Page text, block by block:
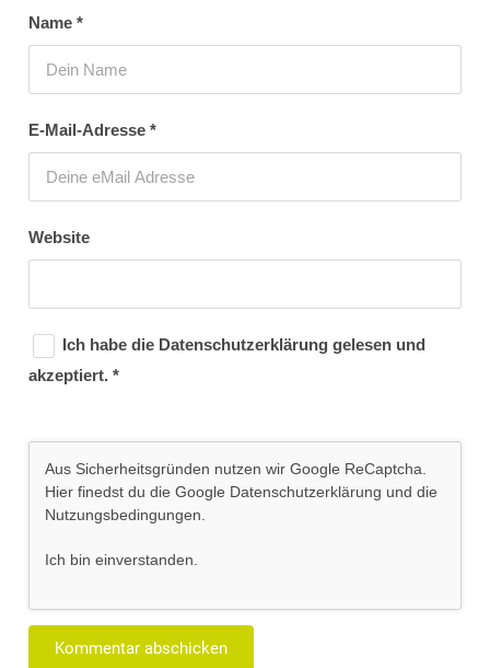
Name *
E-Mail-Adresse *
Website
Ich habe die Datenschutzerklärung gelesen und
akzeptiert. *
Aus Sicherheitsgründen nutzen wir Google ReCaptcha.
Hier finedst du die Google Datenschutzerklärung und die
Nutzungsbedingungen
Ich bin einverstanden